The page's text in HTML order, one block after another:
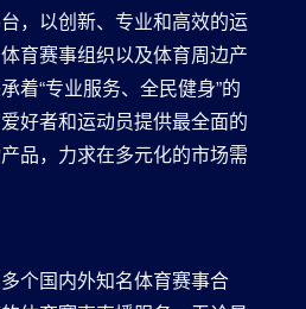
，以创新、专业和高效的运
育赛事组织以及体育周边产
着“专业服务、全民健身”的
好者和运动员提供最全面的
品，力求在多元化的市场需
个国内外知名体育赛事合